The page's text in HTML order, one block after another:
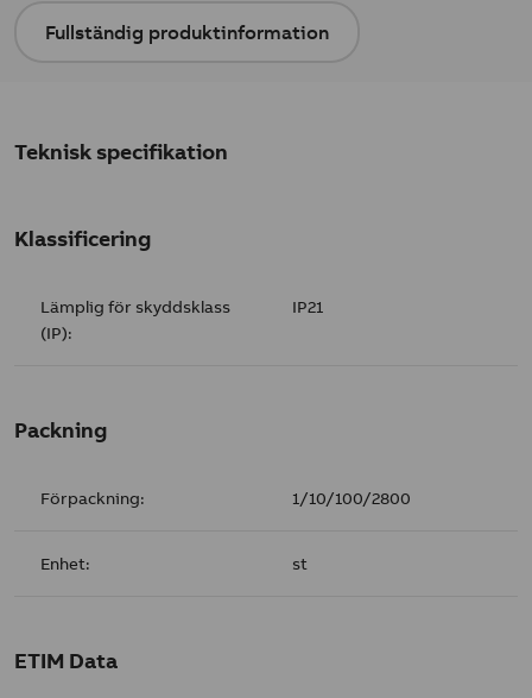
Fullständig produktinformation
Teknisk specifikation
Klassificering
Lämplig för skyddsklass
(IP):
IP21
Packning
Förpackning: 1/10/100/2800
Enhet: st
ETIM Data